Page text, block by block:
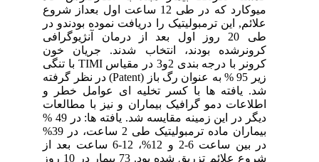
میوکارد که در طی 12 ساعت اول بعداز شروع
علائم, این ترمبولیتیک را دریافت نموده بودندو در
طی 20 روز اول بعد از درمان آنژیوگرافی
کرونرشده بودند، انتخاب شدند. جریان خون
کرونر با درجه بندی 2و3 در مقیاس TIMI با تنگی
زیر 95 % به عنوان رگ باز (Patent) در نظر گرفته
شد. یافته ها با کسر تخلیه ای عوامل خطر و
اطلاعات دمو گرافیک بیماران و نیز با مطالعات
دیگر در این زمینه مقایسه شد. یافته ها: در 49 %
بیماران ماده ترمبولیتیک طی 2 ساعت، در 39%
در بین ساعت 6-2 و 12%، 12-6 ساعت بعد از
شروع علائم تزریق شده بود. 73 بیمار در 10 روز